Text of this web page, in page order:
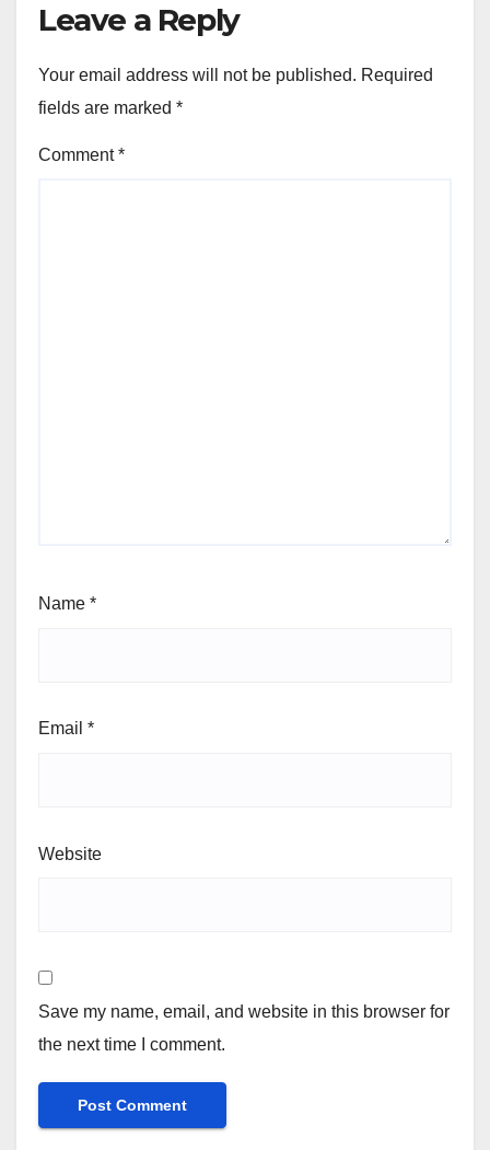
Leave a Reply
Your email address will not be published. Required
fields are marked *
Comment*
Name *
Email *
Website
Save my name, email, and website in this browser for
the next time I comment.